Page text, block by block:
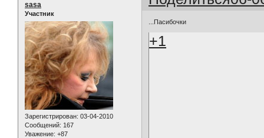
sasa
Участник
Зарегистрирован: 03-04-2010
Сообщений: 167
Уважение: +87
...Пасибочки
+1